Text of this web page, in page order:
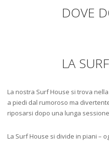
DOVE
LA
La nostra Surf House si trova
a piedi dal rumoroso ma
riposarsi dopo una lunga
La Surf House si divide in piani –